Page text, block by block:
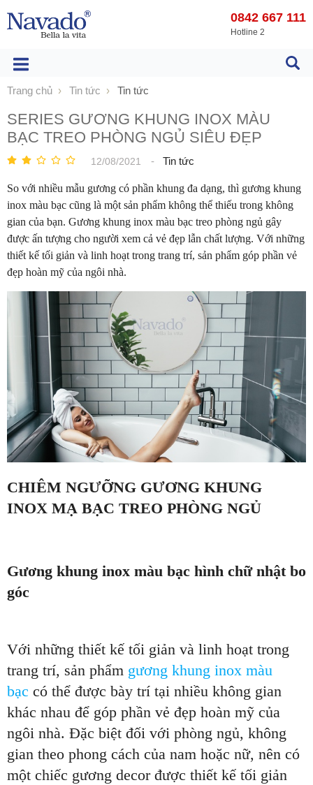
0842 667 111
Hotline 2
Trang chủ Tin tức Tin tức
SERIES GƯƠNG KHUNG INOX MÀU
BẠC TREO PHÒNG NGỦ SIÊU ĐẸP
12/08/2021 - Tin tức
So với nhiều mẫu gương có phần khung đa dạng, thì gương khung
inox màu bạc cũng là một sản phẩm không thể thiếu trong không
gian của bạn. Gương khung inox màu bạc treo phòng ngủ gây
được ấn tượng cho người xem cả vẻ đẹp lẫn chất lượng. Với những
thiết kế tối giản và linh hoạt trong trang trí, sản phẩm góp phần vẻ
đẹp hoàn mỹ của ngôi nhà.
CHIÊM NGƯỠNG GƯƠNG KHUNG
INOX MẠ BẠC TREO PHÒNG NGỦ
Gương khung inox màu bạc hình chữ nhật bo
góc
Với những thiết kế tối giản và linh hoạt trong
trang trí, sản phẩm gương khung inox màu
bạc có thể được bày trí tại nhiều không gian
khác nhau để góp phần vẻ đẹp hoàn mỹ của
ngôi nhà. Đặc biệt đối với phòng ngủ, không
gian theo phong cách của nam hoặc nữ, nên có
một chiếc gương decor được thiết kế tối giản